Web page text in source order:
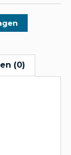
(0)